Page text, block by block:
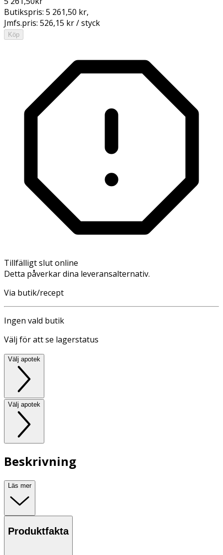
Butikspris: 5 261,50 kr,
Jmfs.pris: 526,15 kr / styck
Köp
Tillfälligt slut online
Detta påverkar dina leveransalternativ.
Via butik/recept
Ingen vald butik
Välj för att se lagerstatus
Välj apotek
Välj apotek
Beskrivning
Läs mer
Produktfakta